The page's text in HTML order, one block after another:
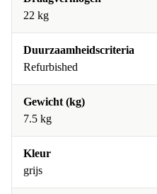
22 kg
Duurzaamheidscriteria
Refurbished
Gewicht (kg)
7.5 kg
Kleur
grijs